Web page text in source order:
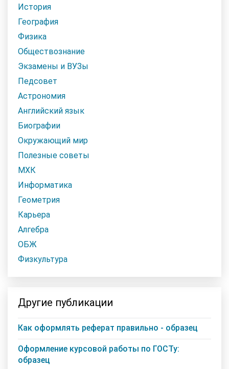
История
География
Физика
Обществознание
Экзамены и ВУЗы
Педсовет
Астрономия
Английский язык
Биографии
Окружающий мир
Полезные советы
МХК
Информатика
Геометрия
Карьера
Алгебра
ОБЖ
Физкультура
Другие публикации
Как оформлять реферат правильно - образец
Оформление курсовой работы по ГОСТу:
образец